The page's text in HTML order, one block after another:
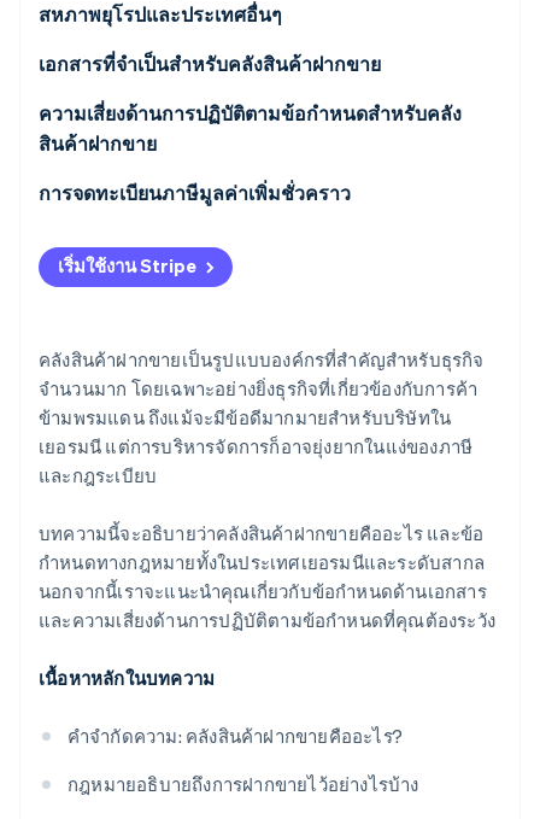
คำสั่งของสหภาพยุโรป
การสนับสนุนสำหรับธุรกิจ
สหภาพยุโรปและประเทศอื่นๆ
การฝากขายสินค้าในประเทศอื่นๆ ยุโรป
การฝากขายสินค้าในประเทศที่สาม
เอกสารที่จำเป็นสำหรับคลังสินค้าฝากขาย
หลักฐานการขนส่ง
บัญชี
หลักฐานการรับสินค้า
ความเสี่ยงด้านการปฏิบัติตามข้อกำหนดสำหรับคลัง
สินค้าฝากขาย
การจดทะเบียนภาษีมูลค่าเพิ่มชั่วคราว
ไม่มีหลักฐานการส่งออก
เริ่มใช้งาน Stripe
คลังสินค้าฝากขายเป็นรูปแบบองค์กรที่สำคัญสำหรับธุรกิจ
จำนวนมาก โดยเฉพาะอย่างยิ่งธุรกิจที่เกี่ยวข้องกับการค้า
ข้ามพรมแดน ถึงแม้จะมีข้อดีมากมายสำหรับบริษัทใน
เยอรมนี แต่การบริหารจัดการก็อาจยุ่งยากในแง่ของภาษี
และกฎระเบียบ
บทความนี้จะอธิบายว่าคลังสินค้าฝากขายคืออะไร และข้อ
กำหนดทางกฎหมายทั้งในประเทศเยอรมนีและระดับสากล
นอกจากนี้เราจะแนะนำคุณเกี่ยวกับข้อกำหนดด้านเอกสาร
และความเสี่ยงด้านการปฏิบัติตามข้อกำหนดที่คุณต้องระวัง
เนื้อหาหลักในบทความ
คำจำกัดความ: คลังสินค้าฝากขายคืออะไร?
กฎหมายอธิบายถึงการฝากขายไว้อย่างไรบ้าง